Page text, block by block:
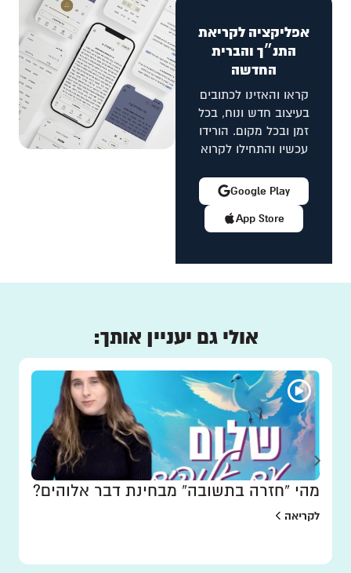
אפליקציה לקריאת
התנ״ך והברית
החדשה
קראו והאזינו לכתובים
בעיצוב חדש ונוח, בכל
זמן ובכל מקום. הורידו
עכשיו והתחילו לקרוא
App Store
Google Play
אולי גם יעניין אותך:
מהי “חזרה בתשובה” מבחינת דבר אלוהים?
לקריאה